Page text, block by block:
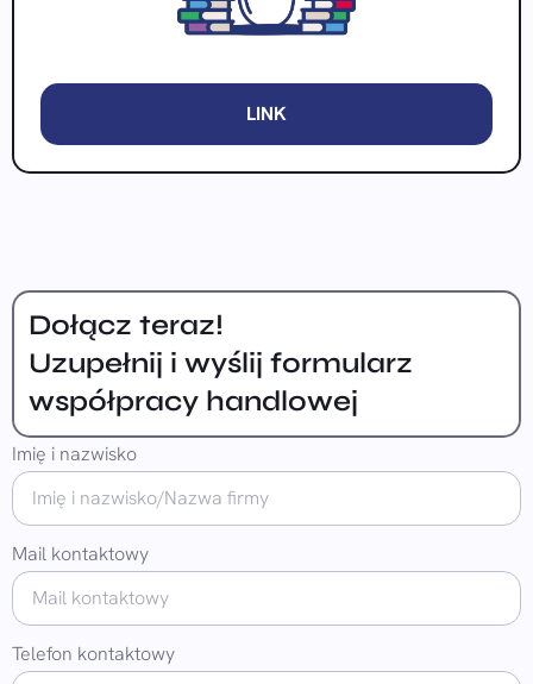
LINK
Dołącz teraz!
Uzupełnij i wyślij formularz
współpracy handlowej
Imię i nazwisko
Mail kontaktowy
Telefon kontaktowy